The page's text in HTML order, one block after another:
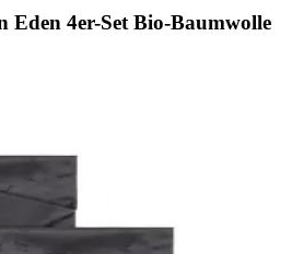
Eden 4er-Set Bio-Baumwolle